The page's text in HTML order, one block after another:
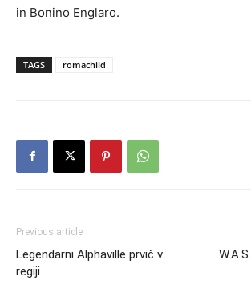
in Bonino Englaro.
TAGS romachild
Previous article
Legendarni Alphaville prvič v
regiji